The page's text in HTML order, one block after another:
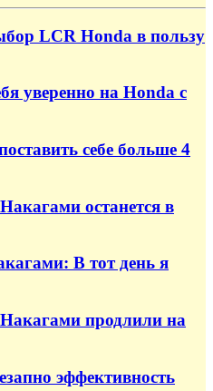
LCR Honda в пользу
уверенно на Honda с
себе больше 4
останется в
В тот день я
продлили на
эффективность